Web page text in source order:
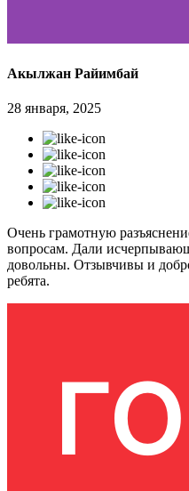
Акылжан Райимбай
28 января, 2025
Очень грамотную
вопросам. Дали
довольны. Отзывчивы и
ребята.